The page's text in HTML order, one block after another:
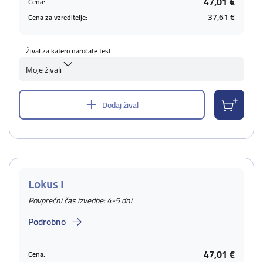
Cena za vzreditelje: 37,61 €
Žival za katero naročate test
Moje živali
Dodaj žival
Lokus I
Povprečni čas izvedbe: 4-5 dni
Podrobno
Cena: 47,01 €